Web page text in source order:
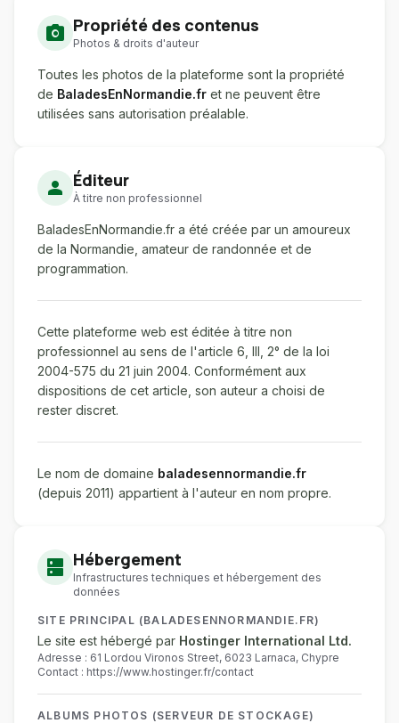
photo_camera Propriété des contenus
Photos & droits d'auteur
Toutes les photos de la plateforme sont la propriété
de BaladesEnNormandie.fr et ne peuvent être
utilisées sans autorisation préalable.
person Éditeur
À titre non professionnel
BaladesEnNormandie.fr a été créée par un amoureux
de la Normandie, amateur de randonnée et de
programmation.
Cette plateforme web est éditée à titre non
professionnel au sens de l'article 6, III, 2° de la loi
2004-575 du 21 juin 2004. Conformément aux
dispositions de cet article, son auteur a choisi de
rester discret.
Le nom de domaine baladesennormandie.fr
(depuis 2011) appartient à l'auteur en nom propre.
dns Hébergement
Infrastructures techniques et hébergement des
données
SITE PRINCIPAL (BALADESENNORMANDIE.FR)
Le site est hébergé par Hostinger International Ltd.
Adresse : 61 Lordou Vironos Street, 6023 Larnaca, Chypre
Contact : https://www.hostinger.fr/contact
ALBUMS PHOTOS (SERVEUR DE STOCKAGE)